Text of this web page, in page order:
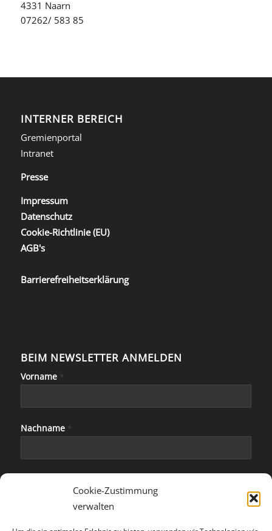
Cookie-Zustimmung
verwalten
4331 Naarn
07262/ 583 85
INTERNER BEREICH
Gremienportal
Intranet
Presse
Impressum
Datenschutz
Cookie-Richtlinie (EU)
AGB's
Barrierefreiheitserklärung
BEIM NEWSLETTER ANMELDEN
Vorname *
Nachname *